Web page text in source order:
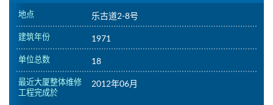
地点 乐古道2-8号
建筑年份 1971
单位总数 18
最近大厦整体维修
工程完成於
2012年06月